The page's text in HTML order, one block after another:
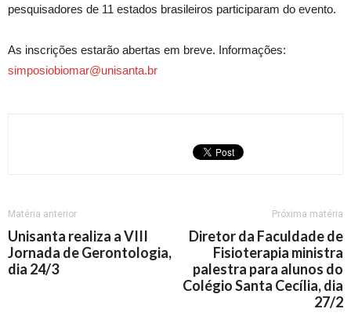
pesquisadores de 11 estados brasileiros participaram do evento.
As inscrições estarão abertas em breve. Informações:
simposiobiomar@unisanta.br
Matéria anterior
Unisanta realiza a VIII
Jornada de Gerontologia,
dia 24/3
Próxima matéria
Diretor da Faculdade de
Fisioterapia ministra
palestra para alunos do
Colégio Santa Cecília, dia
27/2